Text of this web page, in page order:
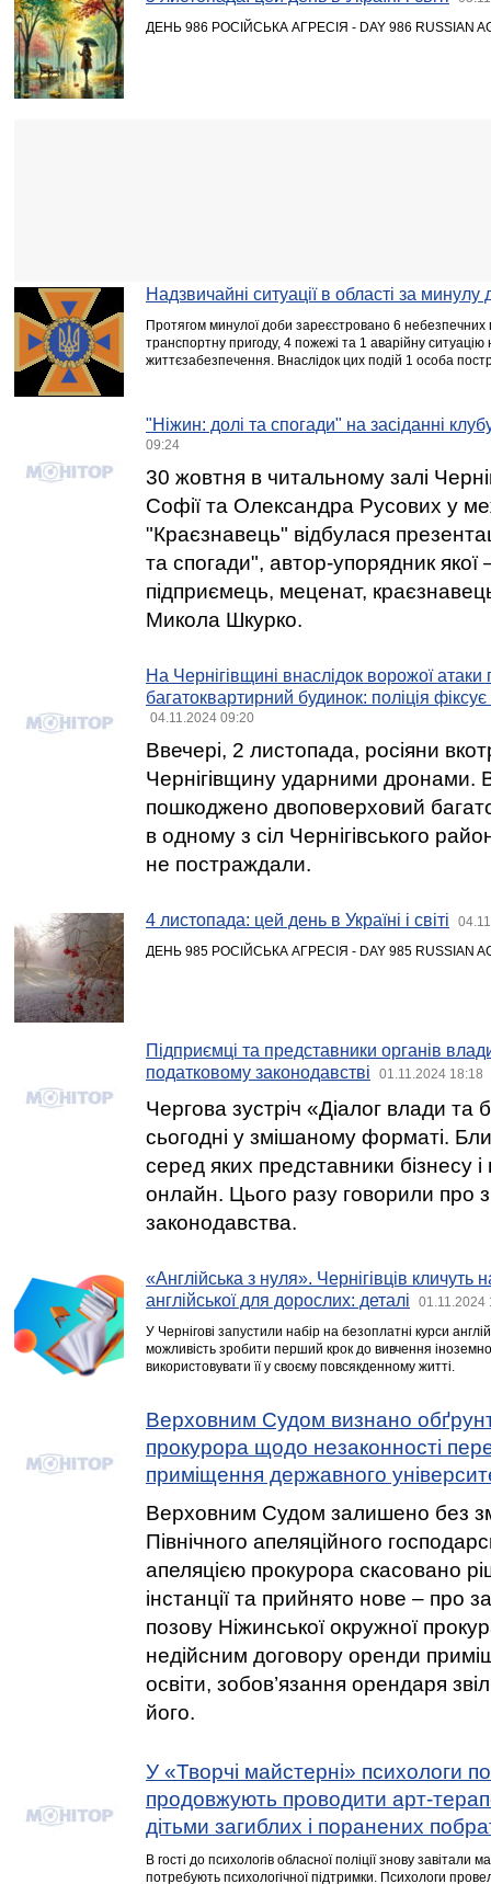
ДЕНЬ 986 РОСІЙСЬКА АГРЕСІЯ - DAY 986 RUSSIAN
Надзвичайні ситуації в області за минулу
Протягом минулої доби зареєстровано 6
транспортну пригоду, 4 пожежі та 1 аварійну ситуацію
життєзабезпечення. Внаслідок цих подій 1 особа
"Ніжин: долі та спогади" на засіданні
09:24
30 жовтня в читальному залі
Софії та Олександра Русових у
"Краєзнавець" відбулася
та спогади", автор-упорядник якої
підприємець, меценат,
Микола Шкурко.
На Чернігівщині внаслідок ворожої
багатоквартирний будинок: поліція
04.11.2024 09:20
Ввечері, 2 листопада, росіяни
Чернігівщину ударними дронами.
пошкоджено двоповерховий
в одному з сіл Чернігівського
не постраждали.
4 листопада: цей день в Україні і світі
ДЕНЬ 985 РОСІЙСЬКА АГРЕСІЯ - DAY 985 RUSSIAN
Підприємці та представники органів
податковому законодавстві
01.11.2024 18:18
Чергова зустріч «Діалог влади та
сьогодні у змішаному форматі.
серед яких представники бізнесу
онлайн. Цього разу говорили про
законодавства.
«Англійська з нуля». Чернігівців кличуть
англійської для дорослих: деталі
01.11.2024
У Чернігові запустили набір на безоплатні курси
можливість зробити перший крок до вивчення
використовувати її у своєму повсякденному житті.
Верховним Судом визнано
прокурора щодо незаконності
приміщення державного
Верховним Судом залишено без
Північного апеляційного
апеляцією прокурора скасовано
інстанції та прийнято нове – про
позову Ніжинської окружної
недійсним договору оренди
освіти, зобов’язання орендаря
його.
У «Творчі майстерні» психологи
продовжують проводити арт-
дітьми загиблих і поранених
В гості до психологів обласної поліції знову завітали
потребують психологічної підтримки. Психологи